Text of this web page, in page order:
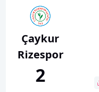
Çaykur
Rizespor
2